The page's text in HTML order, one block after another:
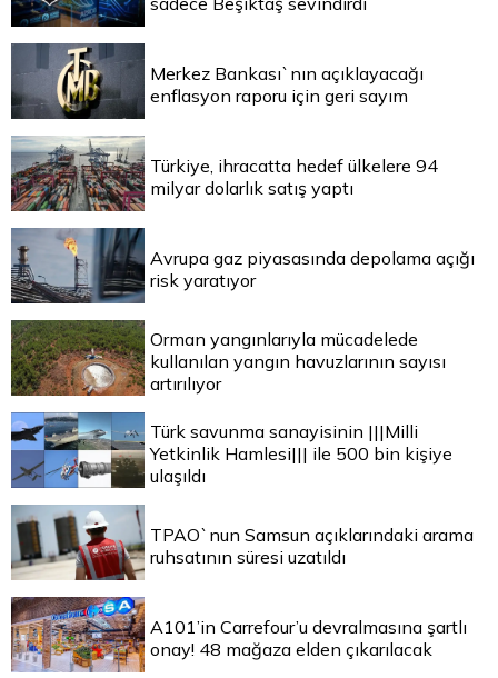
Merkez Bankası`nın açıklayacağı
enflasyon raporu için geri sayım
Türkiye, ihracatta hedef ülkelere 94
milyar dolarlık satış yaptı
Avrupa gaz piyasasında depolama açığı
risk yaratıyor
Orman yangınlarıyla mücadelede
kullanılan yangın havuzlarının sayısı
artırılıyor
Türk savunma sanayisinin |||Milli
Yetkinlik Hamlesi||| ile 500 bin kişiye
ulaşıldı
TPAO`nun Samsun açıklarındaki arama
ruhsatının süresi uzatıldı
A101’in Carrefour’u devralmasına şartlı
onay! 48 mağaza elden çıkarılacak